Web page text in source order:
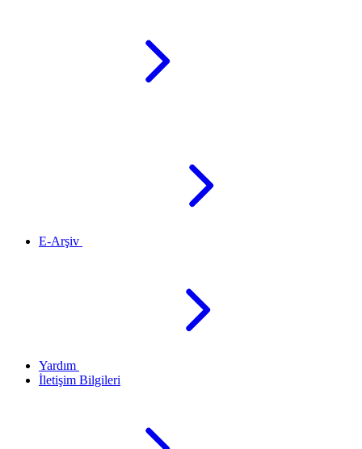
E-Arşiv
Yardım
İletişim Bilgileri